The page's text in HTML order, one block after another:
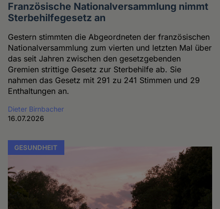
Französische Nationalversammlung nimmt
Sterbehilfegesetz an
Gestern stimmten die Abgeordneten der französischen
Nationalversammlung zum vierten und letzten Mal über
das seit Jahren zwischen den gesetzgebenden
Gremien strittige Gesetz zur Sterbehilfe ab. Sie
nahmen das Gesetz mit 291 zu 241 Stimmen und 29
Enthaltungen an.
Dieter Birnbacher
16.07.2026
GESUNDHEIT